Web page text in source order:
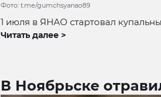
Фото: t.me/gumchsyanao89
1 июля в ЯНАО стартовал
Читать далее >
В Ноябрьске